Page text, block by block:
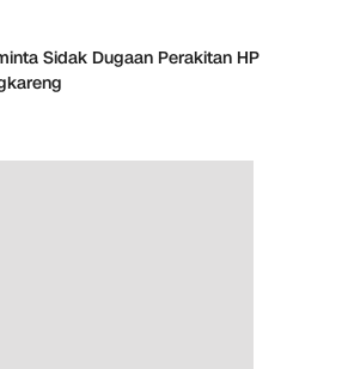
Sidak Dugaan Perakitan HP